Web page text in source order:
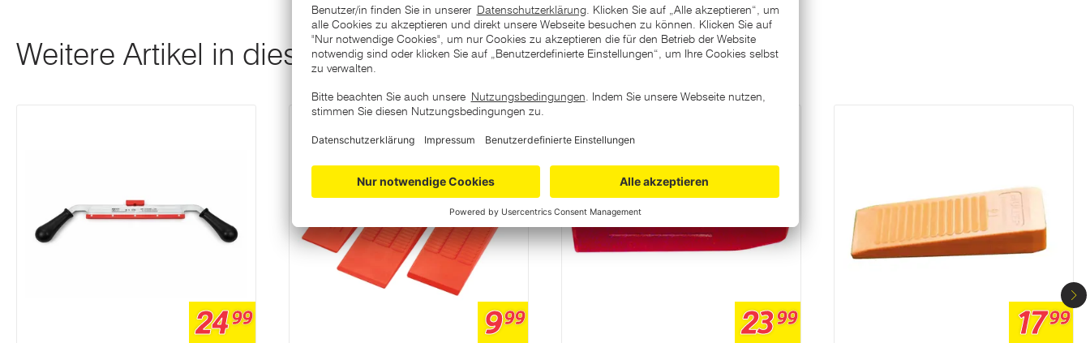
Weitere Artikel in dieser Kategorie
2499 999 2399 1799